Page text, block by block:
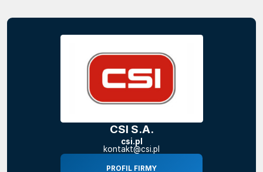
CSI S.A.
csi.pl
kontakt@csi.pl
PROFIL FIRMY